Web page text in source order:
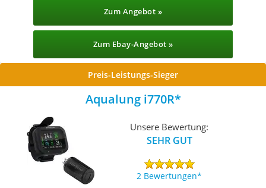
Zum Angebot »
Zum Ebay-Angebot »
Preis-Leistungs-Sieger
Aqualung i770R
Unsere Bewertung:
SEHR GUT
2 Bewertungen